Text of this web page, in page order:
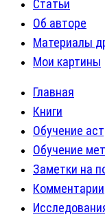
Статьи
Об авторе
Материалы
Мои картины
Главная
Книги
Обучение
Обучение
Заметки на
Комментарии